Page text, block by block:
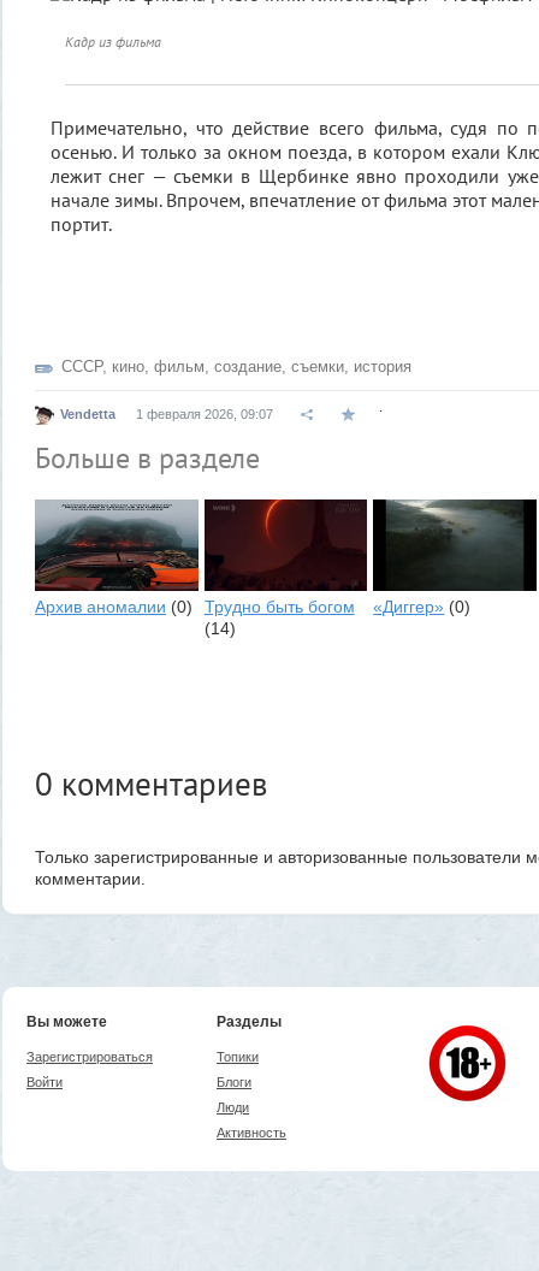
Кадр из фильма
Примечательно, что действие всего фильма, судя по
осенью. И только за окном поезда, в котором ехали
лежит снег — съемки в Щербинке явно проходили
начале зимы. Впрочем, впечатление от фильма этот
портит.
СССР, кино, фильм, создание, съемки, история
Vendetta 1 февраля 2026, 09:07
Больше в разделе
Архив аномалии (0)
Трудно быть богом
(14)
«Диггер» (0)
0 комментариев
Только зарегистрированные и авторизованные пользователи
комментарии.
Вы можете
Зарегистрироваться
Войти
Разделы
Топики
Блоги
Люди
Активность